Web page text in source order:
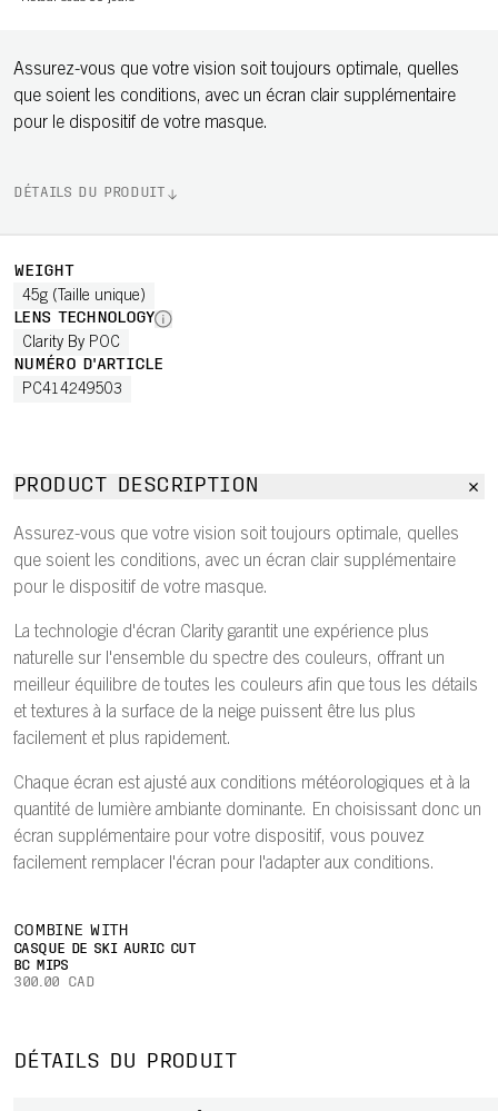
Assurez-vous que votre vision soit toujours optimale, quelles
que soient les conditions, avec un écran clair supplémentaire
pour le dispositif de votre masque.
DÉTAILS DU PRODUIT
WEIGHT
45g (Taille unique)
LENS TECHNOLOGY
Clarity By POC
NUMÉRO D'ARTICLE
PC414249503
PRODUCT DESCRIPTION
Assurez-vous que votre vision soit toujours optimale, quelles
que soient les conditions, avec un écran clair supplémentaire
pour le dispositif de votre masque.
La technologie d'écran Clarity garantit une expérience plus
naturelle sur l'ensemble du spectre des couleurs, offrant un
meilleur équilibre de toutes les couleurs afin que tous les détails
et textures à la surface de la neige puissent être lus plus
facilement et plus rapidement.
Chaque écran est ajusté aux conditions météorologiques et à la
quantité de lumière ambiante dominante. En choisissant donc un
écran supplémentaire pour votre dispositif, vous pouvez
facilement remplacer l'écran pour l'adapter aux conditions.
COMBINE WITH
CASQUE DE SKI AURIC CUT
BC MIPS
300.00 CAD
DÉTAILS DU PRODUIT